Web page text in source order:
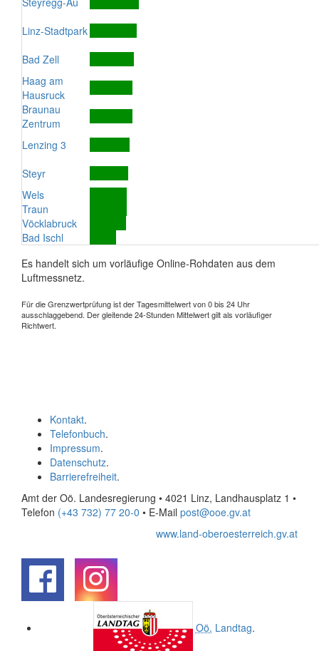
Linz-Stadtpark
Bad Zell
Haag am
Hausruck
Braunau
Zentrum
Lenzing 3
Steyr
Wels
Traun
Vöcklabruck
Bad Ischl
Es handelt sich um vorläufige Online-Rohdaten aus dem
Luftmessnetz.
Für die Grenzwertprüfung ist der Tagesmittelwert von 0 bis 24 Uhr
ausschlaggebend. Der gleitende 24-Stunden Mittelwert gilt als vorläufiger
Richtwert.
Kontakt.
Telefonbuch.
Impressum.
Datenschutz.
Barrierefreiheit.
Amt der Oö. Landesregierung • 4021 Linz, Landhausplatz 1 •
Telefon (+43 732) 77 20-0 • E-Mail post@ooe.gv.at
www.land-oberoesterreich.gv.at
Oö. Landtag.